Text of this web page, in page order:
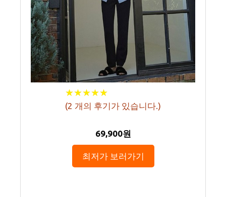
★★★★★
★★★★★
(2 개의 후기가 있습니다.)
69,900원
최저가 보러가기